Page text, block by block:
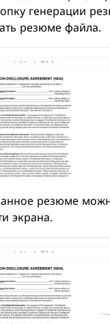
генерации
резюме файла.
резюме
экрана.